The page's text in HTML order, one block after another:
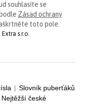
souhlasíte se
Zásad ochrany
toto pole.
s.r.o.
| Slovník puberťáků
Nejtěžší české